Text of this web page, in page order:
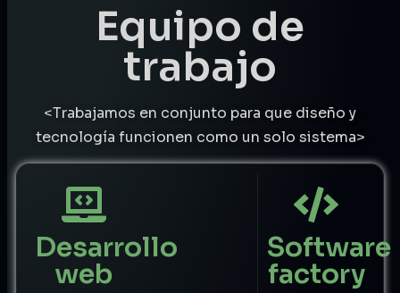
Equipo de
trabajo
<Trabajamos en conjunto para que diseño y
tecnología funcionen como un solo sistema>
Desarrollo
web
Software
factory